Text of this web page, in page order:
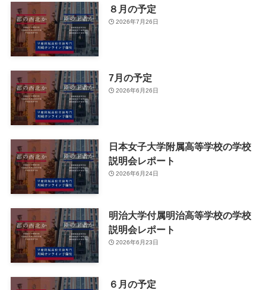
８月の予定
2026年7月26日
7月の予定
2026年6月26日
日本女子大学附属高等学校の学校
説明会レポート
2026年6月24日
明治大学付属明治高等学校の学校
説明会レポート
2026年6月23日
６月の予定